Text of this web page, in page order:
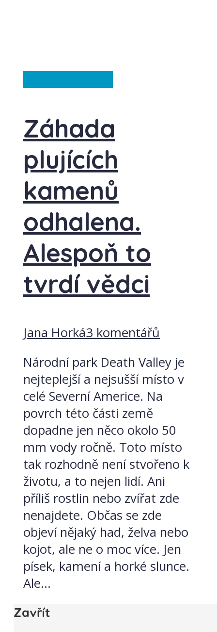
Záhada
plujících
kamenů
odhalena.
Alespoň to
tvrdí vědci
Jana Horká3 komentářů
Národní park Death Valley je
nejteplejší a nejsušší místo v
celé Severní Americe. Na
povrch této části země
dopadne jen něco okolo 50
mm vody ročně. Toto místo
tak rozhodně není stvořeno k
životu, a to nejen lidí. Ani
příliš rostlin nebo zvířat zde
nenajdete. Občas se zde
objeví nějaký had, želva nebo
kojot, ale ne o moc více. Jen
písek, kamení a horké slunce.
Ale...
Zavřít